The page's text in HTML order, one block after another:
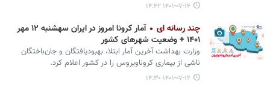
۱۴۰۱-۰۷-۱۴ ۱۴:۴۲
چند رسانه ای
آمار کرونا امروز در ایران سه‎شنبه ۱۲ مهر
۱۴۰۱ + وضعیت شهرهای کشور
وزارت بهداشت آخرین آمار ابتلا، بهبودیافتگان و جان‌باختگان
ناشی از بیماری کروناویروس را در کشور اعلام کرد.
۱۴۰۱-۰۷-۱۲ ۱۴:۳۰